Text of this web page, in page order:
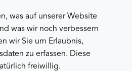
was auf unserer Website
was wir noch verbessern
wir Sie um Erlaubnis,
zu erfassen. Diese
freiwillig.